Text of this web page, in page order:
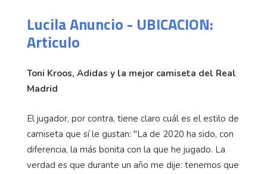
Lucila Anuncio - UBICACION:
Articulo
Toni Kroos, Adidas y la mejor camiseta del Real
Madrid
El jugador, por contra, tiene claro cuál es el estilo de
camiseta que sí le gustan: "La de 2020 ha sido, con
diferencia, la más bonita con la que he jugado. La
verdad es que durante un año me dije: tenemos que